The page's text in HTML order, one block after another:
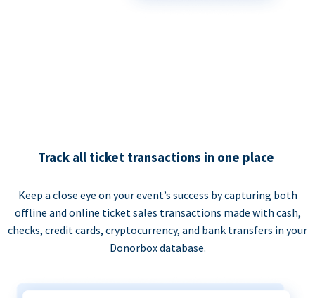
Track all ticket transactions in one place
Keep a close eye on your event’s success by capturing both
offline and online ticket sales transactions made with cash,
checks, credit cards, cryptocurrency, and bank transfers in your
Donorbox database.